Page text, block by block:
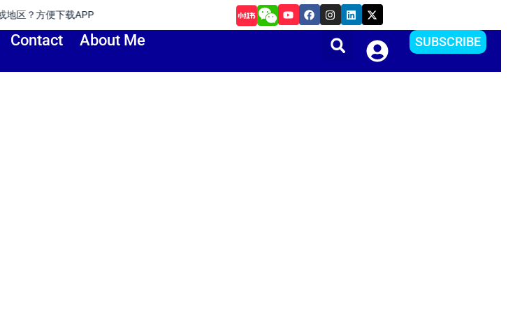
如何在Android Studio中更改APP的package name和
Y
o
u
e
F
a
c
o
I
n
s
t
a
r
L
i
n
i
X
-
t
w
i
t
t
Contact About Me SUBSCRIBE